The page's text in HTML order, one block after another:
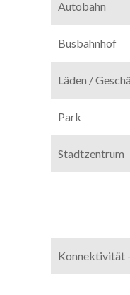
Autobahn
Busbahnhof
Läden /
Park
Stadtzentrum
Konnektivität